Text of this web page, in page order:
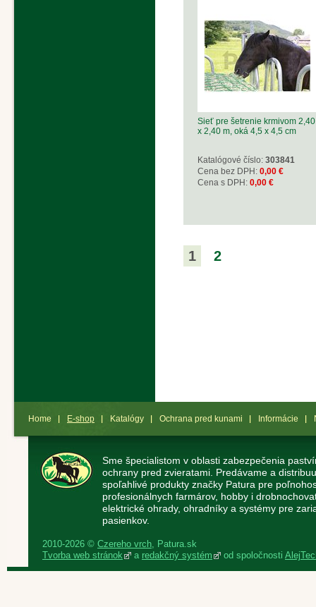
Sieť pre šetrenie krmivom 2,40
x 2,40 m, oká 4,5 x 4,5 cm
Katalógové číslo: 303841
Cena bez DPH: 0,00 €
Cena s DPH: 0,00 €
1 2
Home E-shop Katalógy Ochrana pred kunami Informácie
Sme špecialistom v oblasti zabezpečenia
ochrany pred zvieratami. Predávame a
spoľahlivé produkty značky Patura pre
profesionálnych farmárov, hobby i
elektrické ohrady, ohradníky a systémy pre
pasienkov.
2010-2026 © Czereho vrch, Patura.sk
Tvorba web stránok
a redakčný systém od spoločnosti